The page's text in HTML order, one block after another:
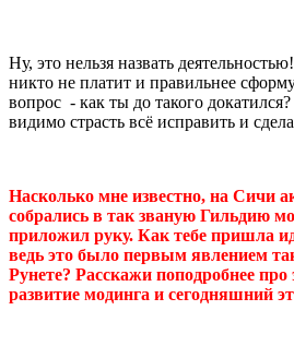
Ну, это нельзя назвать
никто не платит и правильнее
вопрос - как ты до такого
видимо страсть всё исправить и
Насколько мне известно, на Сичи
собрались в так званую Гильдию
приложил руку. Как тебе пришла
ведь это было первым явлением
Рунете? Расскажи поподробнее про
развитие модинга и сегодняшний